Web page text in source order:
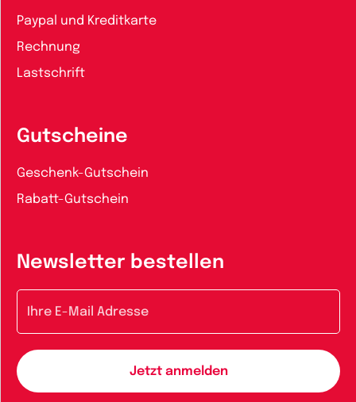
Paypal und Kreditkarte
Rechnung
Lastschrift
Gutscheine
Geschenk-Gutschein
Rabatt-Gutschein
Newsletter bestellen